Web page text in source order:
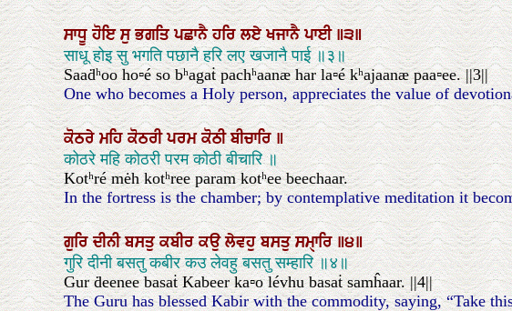
ਸਾਧੂਹੋਇਸੁਭਗਤਿਪਛਾਨੈਹਰਿਲਏਖਜਾਨੈਪਾਈ॥੩॥
साधू होइ सु भगति पछानै हरि लए खजानै पाई ॥३॥
Saaḋʰoo ho▫é so bʰagaṫ pachʰaanæ har la▫é kʰajaanæ paa▫ee. ||3||
One who becomes a Holy person, appreciates the value of
ਕੋਠਰੇਮਹਿਕੋਠਰੀਪਰਮਕੋਠੀਬੀਚਾਰਿ॥
कोठरे महि कोठरी परम कोठी बीचारि ॥
Kotʰré mėh kotʰree param kotʰee beechaar.
In the fortress is the chamber; by contemplative meditation it
ਗੁਰਿਦੀਨੀਬਸਤੁਕਬੀਰਕਉਲੇਵਹੁਬਸਤੁਸਮੑਾਰਿ॥੪॥
गुरि दीनी बसतु कबीर कउ लेवहु बसतु सम्हारि ॥४॥
Gur ḋeenee basaṫ Kabeer ka▫o lévhu basaṫ samĥaar. ||4||
The Guru has blessed Kabir with the commodity, saying, “Take